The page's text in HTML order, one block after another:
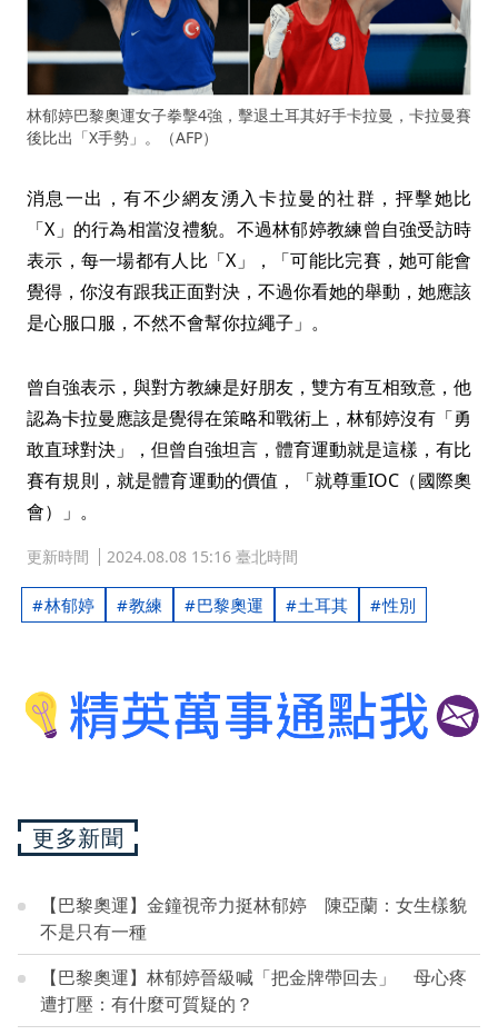
林郁婷巴黎奧運女子拳擊4強，擊退土耳其好手卡拉曼，卡拉曼賽
後比出「X手勢」。（AFP）
消息一出，有不少網友湧入卡拉曼的社群，抨擊她比
「X」的行為相當沒禮貌。不過林郁婷教練曾自強受訪時
表示，每一場都有人比「X」，「可能比完賽，她可能會
覺得，你沒有跟我正面對決，不過你看她的舉動，她應該
是心服口服，不然不會幫你拉繩子」。
曾自強表示，與對方教練是好朋友，雙方有互相致意，他
認為卡拉曼應該是覺得在策略和戰術上，林郁婷沒有「勇
敢直球對決」，但曾自強坦言，體育運動就是這樣，有比
賽有規則，就是體育運動的價值，「就尊重IOC（國際奧
會）」。
更新時間 2024.08.08 15:16 臺北時間
林郁婷 教練 巴黎奧運 土耳其 性別
更多新聞
【巴黎奧運】金鐘視帝力挺林郁婷 陳亞蘭：女生樣貌
不是只有一種
【巴黎奧運】林郁婷晉級喊「把金牌帶回去」 母心疼
遭打壓：有什麼可質疑的？